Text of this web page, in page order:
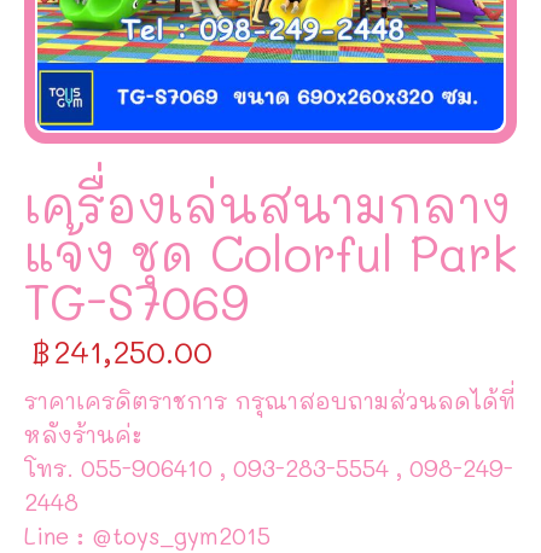
เครื่องเล่นสนามกลาง
แจ้ง ชุด Colorful Park
TG-S7069
฿241,250.00
ราคาเครดิตราชการ กรุณาสอบถามส่วนลดได้ที่
หลังร้านค่ะ
โทร. 055-906410 , 093-283-5554 , 098-249-
2448
Line : @toys_gym2015